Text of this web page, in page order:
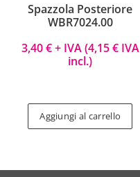
Spazzola Posteriore
WBR7024.00
3,40€+ IVA (4,15€IVA
incl.)
Aggiungi al carrello